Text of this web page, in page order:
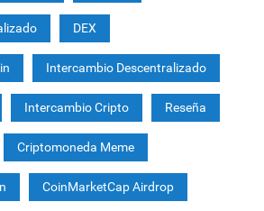
DEX
Intercambio Descentralizado
Intercambio Cripto Reseña
Criptomoneda Meme
CoinMarketCap Airdrop